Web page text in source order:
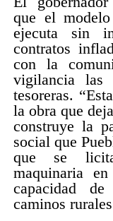
que el
ejecuta sin
contratos
con la
vigilancia las
tesoreras.
la obra que
construye la
social que
que se
maquinaria
capacidad
caminos